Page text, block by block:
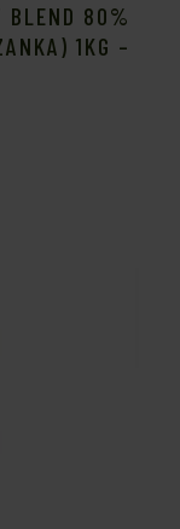
BLEND 80%
1KG –